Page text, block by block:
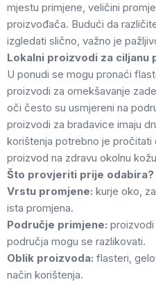
mjestu primjene, veličini
proizvođača. Budući da
izgledati slično, važno je
Lokalni proizvodi za ciljanu
U ponudi se mogu pronaći
proizvodi za omekšavanje
oči često su usmjereni na
proizvodi za bradavice imaju
korištenja potrebno je pročitati
proizvod na zdravu okolnu
Što provjeriti prije odabira?
Vrstu promjene: kurje oko,
ista promjena.
Područje primjene: proizvodi
područja mogu se razlikovati.
Oblik proizvoda: flasteri,
način korištenja.